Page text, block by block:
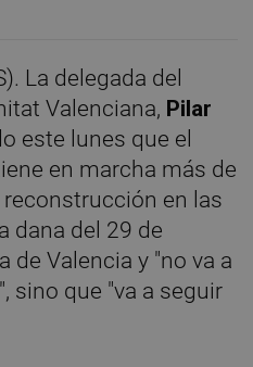
La delegada del
Valenciana, Pilar
este lunes que el
en marcha más de
en las
dana del 29 de
de Valencia y "no va a
sino que "va a seguir